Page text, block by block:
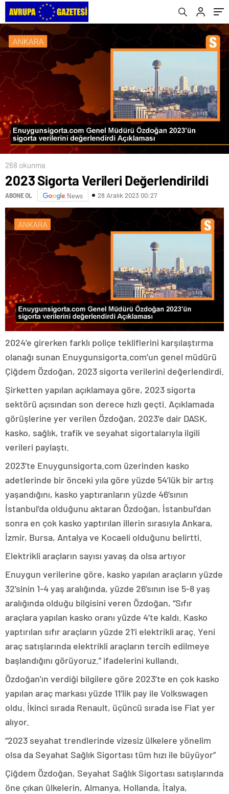
268 okunma
2023 Sigorta Verileri Değerlendirildi
ABONE OL News 28 Aralık 2023 00:27
2024’e girerken farklı poliçe tekliflerini karşılaştırma
olanağı sunan Enuygunsigorta.com’un genel müdürü
Çiğdem Özdoğan, 2023 sigorta verilerini değerlendirdi.
Şirketten yapılan açıklamaya göre, 2023 sigorta
sektörü açısından son derece hızlı geçti. Açıklamada
görüşlerine yer verilen Özdoğan, 2023’e dair DASK,
kasko, sağlık, trafik ve seyahat sigortalarıyla ilgili
verileri paylaştı.
2023’te Enuygunsigorta.com üzerinden kasko
adetlerinde bir önceki yıla göre yüzde 54’lük bir artış
yaşandığını, kasko yaptıranların yüzde 46’sının
İstanbul’da olduğunu aktaran Özdoğan, İstanbul’dan
sonra en çok kasko yaptırılan illerin sırasıyla Ankara,
İzmir, Bursa, Antalya ve Kocaeli olduğunu belirtti.
Elektrikli araçların sayısı yavaş da olsa artıyor
Enuygun verilerine göre, kasko yapılan araçların yüzde
32’sinin 1-4 yaş aralığında, yüzde 26’sının ise 5-8 yaş
aralığında olduğu bilgisini veren Özdoğan, “Sıfır
araçlara yapılan kasko oranı yüzde 4’te kaldı. Kasko
yaptırılan sıfır araçların yüzde 21’i elektrikli araç. Yeni
araç satışlarında elektrikli araçların tercih edilmeye
başlandığını görüyoruz.” ifadelerini kullandı.
Özdoğan’ın verdiği bilgilere göre 2023’te en çok kasko
yapılan araç markası yüzde 11’lik pay ile Volkswagen
oldu. İkinci sırada Renault, üçüncü sırada ise Fiat yer
alıyor.
“2023 seyahat trendlerinde vizesiz ülkelere yönelim
olsa da Seyahat Sağlık Sigortası tüm hızı ile büyüyor”
Çiğdem Özdoğan, Seyahat Sağlık Sigortası satışlarında
öne çıkan ülkelerin, Almanya, Hollanda, İtalya,
Gerçekleştirildi